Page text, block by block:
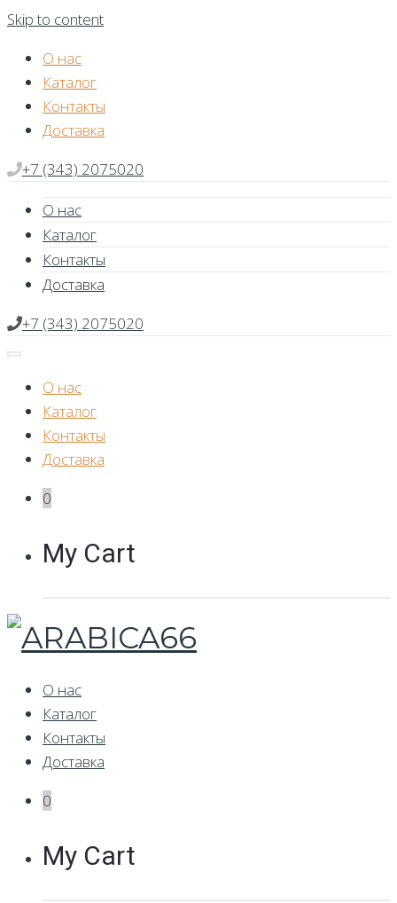
Skip to content
О нас
Каталог
Контакты
Доставка
+7 (343) 2075020
О нас
Каталог
Контакты
Доставка
+7 (343) 2075020
О нас
Каталог
Контакты
Доставка
0
My Cart
О нас
Каталог
Контакты
Доставка
0
My Cart